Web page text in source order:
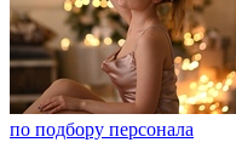
по подбору персонала